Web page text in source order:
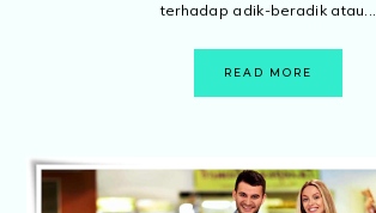
terhadap adik-beradik atau...
READ MORE